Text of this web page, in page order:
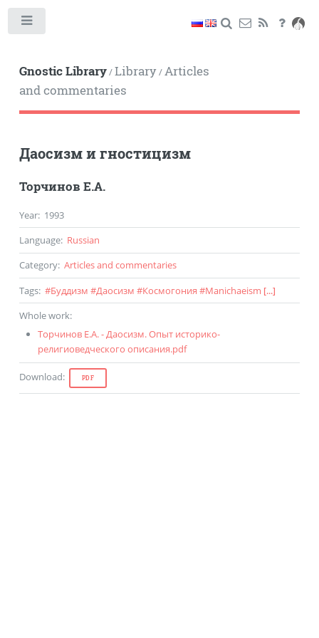
Gnostic Library/Library/Articles
and commentaries
Даосизм и гностицизм
Торчинов Е.А.
Year: 1993
Language: Russian
Category: Articles and commentaries
Tags: #Буддизм #Даосизм #Космогония #Manichaeism [...]
Whole work:
Торчинов Е.А. - Даосизм. Опыт историко-
религиоведческого описания.pdf
Download: PDF